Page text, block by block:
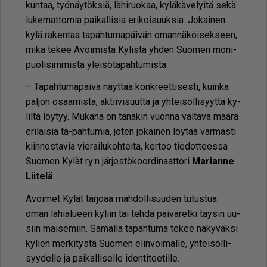
kun­taa, työ­näy­tök­siä, lä­hi­ruo­kaa, ky­lä­kä­ve­lyi­tä sekä
lu­ke­mat­to­mia pai­kal­li­sia eri­koi­suuk­sia. Jo­kai­nen
kylä ra­ken­taa ta­pah­tu­ma­päi­vän oman­nä­köi­sek­seen,
mikä te­kee Avoi­mis­ta Ky­lis­tä yh­den Suo­men mo­ni­
puo­li­sim­mis­ta ylei­sö­ta­pah­tu­mis­ta.
– Ta­pah­tu­ma­päi­vä näyt­tää konk­reet­ti­ses­ti, kuin­ka
pal­jon osaa­mis­ta, ak­tii­vi­suut­ta ja yh­tei­söl­li­syyt­tä ky­
lil­tä löy­tyy. Mu­ka­na on tä­nä­kin vuon­na val­ta­va mää­rä
eri­lai­sia ta-pah­tu­mia, jo­ten jo­kai­nen löy­tää var­mas­ti
kiin­nos­ta­via vie­rai­lu­koh­tei­ta, ker­too tie­dot­tees­sa
Suo­men Ky­lät ry:n jär­jes­tö­koor­di­naat­to­ri Ma­ri­an­ne
Lii­te­lä.
Avoi­met Ky­lät tar­jo­aa mah­dol­li­suu­den tu­tus­tua
oman lä­hi­a­lu­een ky­liin tai teh­dä päi­vä­ret­ki täy­sin uu­
siin mai­se­miin. Sa­mal­la ta­pah­tu­ma te­kee nä­ky­väk­si
ky­lien mer­ki­tys­tä Suo­men elin­voi­mal­le, yh­tei­söl­li­
syy­del­le ja pai­kal­li­sel­le iden­ti­tee­til­le.